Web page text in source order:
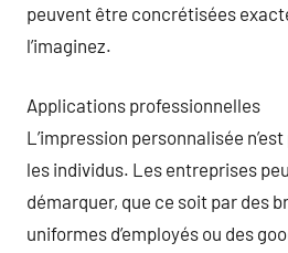
peuvent être concrétisées
l’imaginez.
Applications professionnelles
L’impression personnalisée
les individus. Les entreprises
démarquer, que ce soit par des
uniformes d’employés ou des